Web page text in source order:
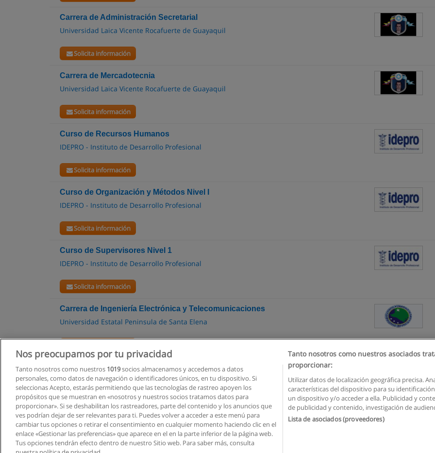
Carrera de Administración Secretarial
Universidad Laica Vicente Rocafuerte de Guayaquil
Solicita información
Carrera de Mercadotecnia
Universidad Laica Vicente Rocafuerte de Guayaquil
Solicita información
Curso de Recursos Humanos
IDEPRO - Instituto de Desarrollo Profesional
Solicita información
Curso de Organización y Métodos Nivel I
IDEPRO - Instituto de Desarrollo Profesional
Solicita información
Curso de Supervisores Nivel 1
IDEPRO - Instituto de Desarrollo Profesional
Solicita información
Carrera de Ingeniería Electrónica y Telecomunicaciones
Universidad Estatal Peninsula de Santa Elena
Reglas de uso Privacidad de datos Contactar con Educaedu
Copyright © Educaedu Business S.L. - CIF : B-95610580: - www.educaedu.com.ec
Nos preocupamos por tu privacidad
Tanto nosotros como nuestros 1019socios almacenamos y accedemos a datos
personales, como datos de navegación o identificadores únicos, en tu dispositivo. Si
seleccionas Acepto, estarás permitiendo que las tecnologías de rastreo apoyen los
propósitos que se muestran en «nosotros y nuestros socios tratamos datos para
proporcionar». Si se deshabilitan los rastreadores, parte del contenido y los anuncios que
ves podrían dejar de ser relevantes para ti. Puedes volver a acceder a este menú para
cambiar tus opciones o retirar el consentimiento en cualquier momento haciendo clic en el
enlace «Gestionar las preferencias» que aparece en el en la parte inferior de la página web.
Tus opciones tendrán efecto dentro de nuestro Sitio web. Para saber más, consulta
Tanto nosotros como nuestros asociados
proporcionar:
Utilizar datos de localización geográfica precisa.
características del dispositivo para su
un dispositivo y/o acceder a ella. Publicidad y
de publicidad y contenido, investigación de
Lista de asociados (proveedores)